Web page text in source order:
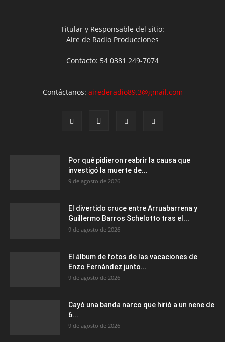
Titular y Responsable del sitio:
Aire de Radio Producciones
Contacto: 54 0381 249-7074
Contáctanos: airederadio89.3@gmail.com
Por qué pidieron reabrir la causa que
investigó la muerte de...
9 de agosto de 2026
El divertido cruce entre Arruabarrena y
Guillermo Barros Schelotto tras el...
9 de agosto de 2026
El álbum de fotos de las vacaciones de
Enzo Fernández junto...
9 de agosto de 2026
Cayó una banda narco que hirió a un nene de
6...
9 de agosto de 2026